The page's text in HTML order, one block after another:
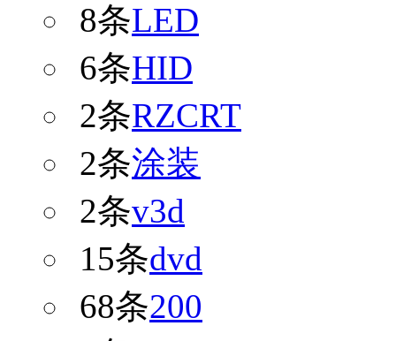
8条LED
6条HID
2条RZCRT
2条涂装
2条v3d
15条dvd
68条200